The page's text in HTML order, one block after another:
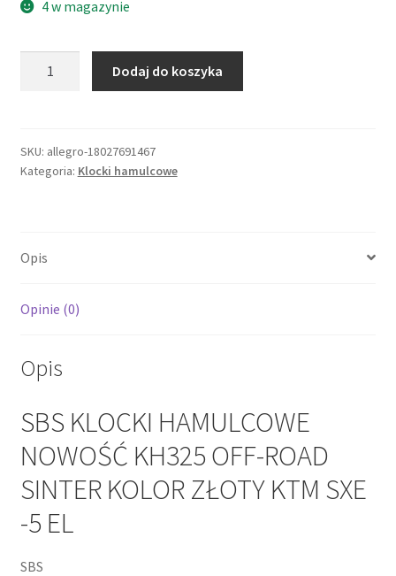
4 w magazynie
NOWOŚĆ
KH325
KOLOR
KTM
EL
Dodaj do koszyka
SKU: allegro-18027691467
Kategoria: Klocki hamulcowe
Opis
Opinie (0)
Opis
SBS KLOCKI HAMULCOWE
NOWOŚĆ KH325 OFF-ROAD
SINTER KOLOR ZŁOTY KTM SXE
-5 EL
SBS